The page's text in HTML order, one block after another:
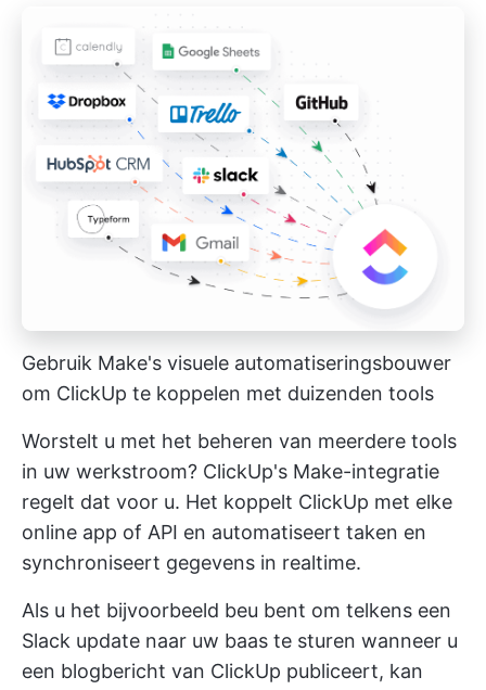
Gebruik Make's visuele automatiseringsbouwer
om ClickUp te koppelen met duizenden tools
Worstelt u met het beheren van meerdere tools
in uw werkstroom? ClickUp's Make-integratie
regelt dat voor u. Het koppelt ClickUp met elke
online app of API en automatiseert taken en
synchroniseert gegevens in realtime.
Als u het bijvoorbeeld beu bent om telkens een
Slack update naar uw baas te sturen wanneer u
een blogbericht van ClickUp publiceert, kan